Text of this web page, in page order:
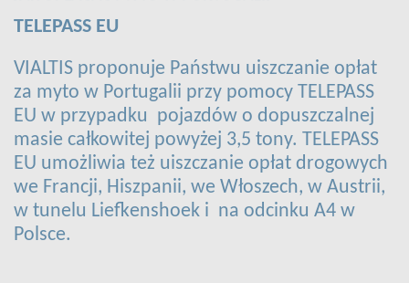
TELEPASS EU
VIALTIS proponuje Państwu uiszczanie opłat
za myto w Portugalii przy pomocy TELEPASS
EU w przypadku pojazdów o dopuszczalnej
masie całkowitej powyżej 3,5 tony. TELEPASS
EU umożliwia też uiszczanie opłat drogowych
we Francji, Hiszpanii, we Włoszech, w Austrii,
w tunelu Liefkenshoek i na odcinku A4 w
Polsce.